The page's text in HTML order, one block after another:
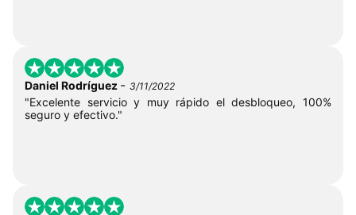
Daniel Rodríguez - 3/11/2022
"Excelente servicio y muy rápido el desbloqueo, 100%
seguro y efectivo."